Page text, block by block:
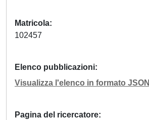
Matricola
102457
Elenco pubblicazioni
Visualizza l'elenco in formato JSON
Pagina del ricercatore